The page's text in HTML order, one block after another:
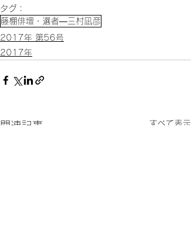
タグ：
藤棚俳壇・選者―三村凪彦
2017年 第56号
2017年
関連記事 すべて表示